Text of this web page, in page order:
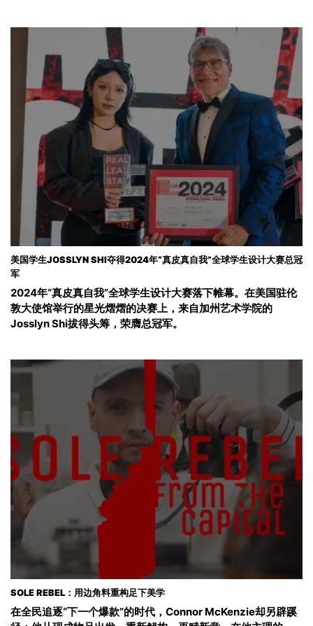
美国学生JOSSLYN SHI夺得2024年“真皮真自我”全球学生设计大赛总冠
军
2024年“真皮真自我”全球学生设计大赛落下帷幕。在美国驻伦
敦大使馆举行的星光熠熠的决赛上，来自加州艺术学院的
Josslyn Shi拔得头筹，荣膺总冠军。
SOLE REBEL：用边角料重构足下美学
在全民追逐“下一个爆款”的时代，Connor McKenzie却另辟蹊